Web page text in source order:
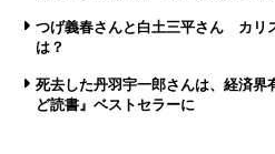
つげ義春さんと白土三平さん カリ
は？
死去した丹羽宇一郎さんは、経済
ど読書』ベストセラーに